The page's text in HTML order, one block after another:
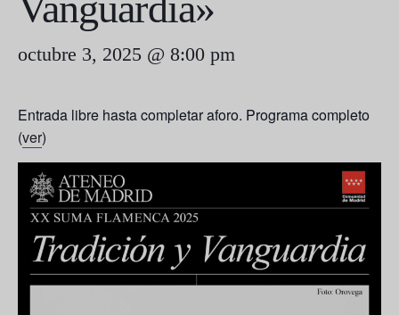
octubre 3, 2025 @ 8:00 pm
Entrada libre hasta completar aforo. Programa completo
(ver)